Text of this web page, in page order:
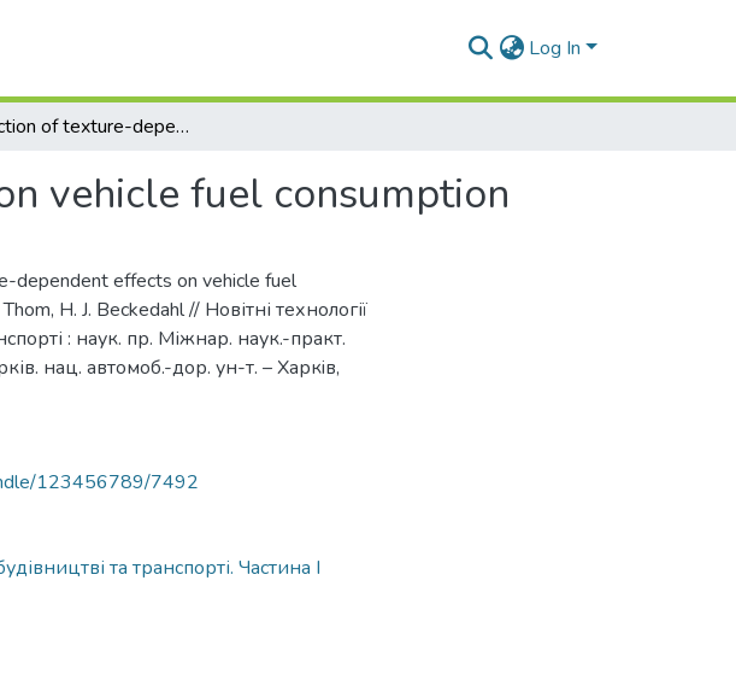
Log In
Prediction of texture-dependent effects on vehicle fuel consumption
vehicle fuel consumption
dependent effects on vehicle fuel
H. J. Beckedahl // Новітні технології
: наук. пр. Міжнар. наук.-практ.
нац. автомоб.-дор. ун-т. – Харкiв,
123456789/7492
та транспорті. Частина І